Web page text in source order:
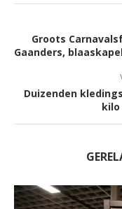
Groots
Gaanders,
Duizenden
kilo